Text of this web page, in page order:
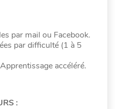
par mail ou Facebook.
par difficulté (1 à 5
accéléré.
: